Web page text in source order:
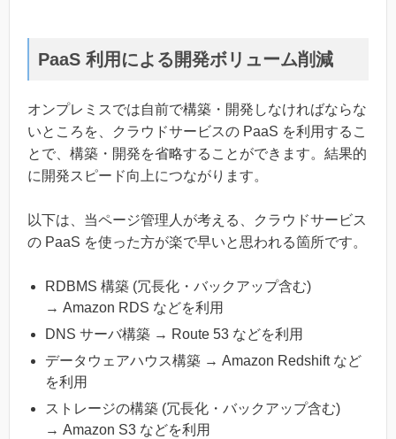
PaaS 利用による開発ボリューム削減
オンプレミスでは自前で構築・開発しなければならな
いところを、クラウドサービスの PaaS を利用するこ
とで、構築・開発を省略することができます。結果的
に開発スピード向上につながります。
以下は、当ページ管理人が考える、クラウドサービス
の PaaS を使った方が楽で早いと思われる箇所です。
RDBMS 構築 (冗長化・バックアップ含む)
→ Amazon RDS などを利用
DNS サーバ構築 → Route 53 などを利用
データウェアハウス構築 → Amazon Redshift など
を利用
ストレージの構築 (冗長化・バックアップ含む)
→ Amazon S3 などを利用